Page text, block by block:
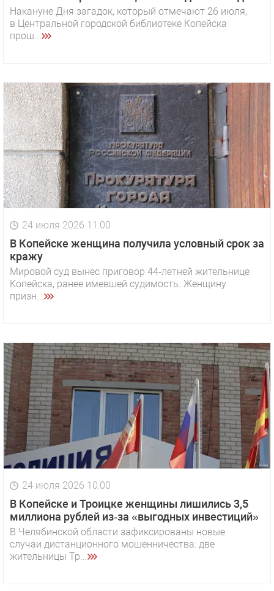
Накануне Дня загадок, который отмечают 26 июля,
в Центральной городской библиотеке Копейска
прош...
24 июля 2026 11:00
В Копейске женщина получила условный срок за
кражу
Мировой суд вынес приговор 44‑летней жительнице
Копейска, ранее имевшей судимость. Женщину
призн...
24 июля 2026 10:00
В Копейске и Троицке женщины лишились 3,5
миллиона рублей из‑за «выгодных инвестиций»
В Челябинской области зафиксированы новые
случаи дистанционного мошенничества: две
жительницы Тр...